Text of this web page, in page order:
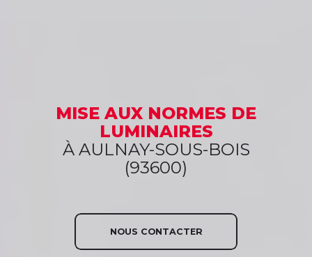
MISE AUX NORMES DE
LUMINAIRES
À AULNAY-SOUS-BOIS
(93600)
NOUS CONTACTER